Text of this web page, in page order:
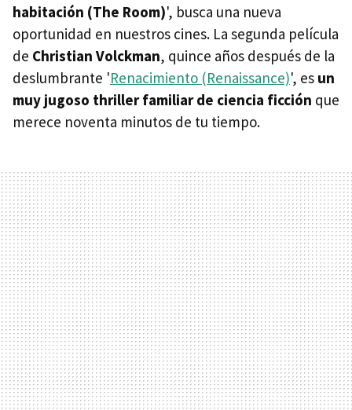
habitación (The Room)', busca una nueva
oportunidad en nuestros cines. La segunda película
de Christian Volckman, quince años después de la
deslumbrante 'Renacimiento (Renaissance)', es un
muy jugoso thriller familiar de ciencia ficción que
merece noventa minutos de tu tiempo.